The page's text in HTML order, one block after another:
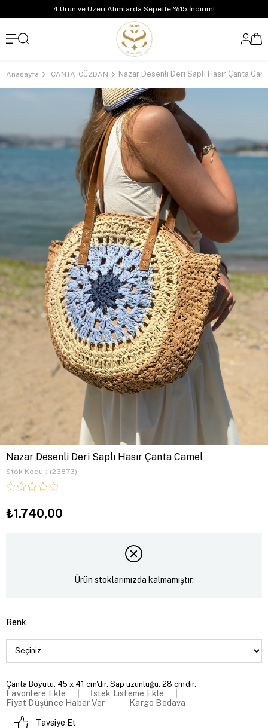
4 Ürün ve Üzeri Alımlarda Sepette %15 İndirim!
Anasayfa ÇANTA-CÜZDAN Nazar Desenli Deri Saplı Hasır Çanta
Nazar Desenli Deri Saplı Hasır Çanta Camel
Stok Kodu (23873)
₺1.740,00
Ürün stoklarımızda kalmamıştır.
Renk
Çanta Boyutu: 45 x 41 cm'dir. Sap uzunluğu: 28 cm'dir.
Favorilere Ekle
İstek Listeme Ekle
Fiyat Düşünce Haber Ver
Kargo Bedava
Tavsiye Et